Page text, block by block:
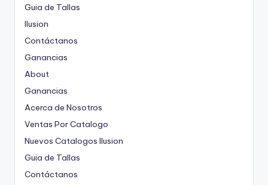
Guia de Tallas
Ilusion
Contáctanos
Ganancias
About
Ganancias
Acerca de Nosotros
Ventas Por Catalogo
Nuevos Catalogos Ilusion
Guia de Tallas
Contáctanos